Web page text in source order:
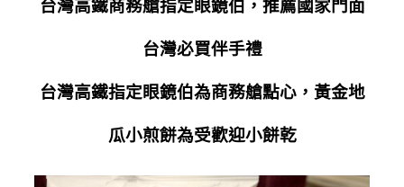
台灣高鐵商務艙指定眼鏡伯，推薦國家門面
台灣必買伴手禮
台灣高鐵指定眼鏡伯為商務艙點心，黃金地
瓜小煎餅為受歡迎小餅乾